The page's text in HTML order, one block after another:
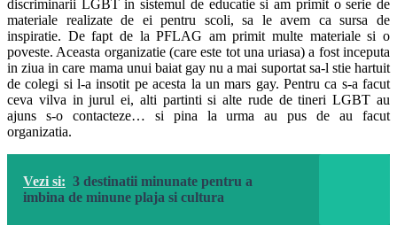
discriminarii LGBT in sistemul de educatie si am primit o serie de
materiale realizate de ei pentru scoli, sa le avem ca sursa de
inspiratie. De fapt de la PFLAG am primit multe materiale si o
poveste. Aceasta organizatie (care este tot una uriasa) a fost inceputa
in ziua in care mama unui baiat gay nu a mai suportat sa-l stie hartuit
de colegi si l-a insotit pe acesta la un mars gay. Pentru ca s-a facut
ceva vilva in jurul ei, alti partinti si alte rude de tineri LGBT au
ajuns s-o contacteze… si pina la urma au pus de au facut
organizatia.
Vezi si: 3 destinatii minunate pentru a
imbina de minune plaja si cultura